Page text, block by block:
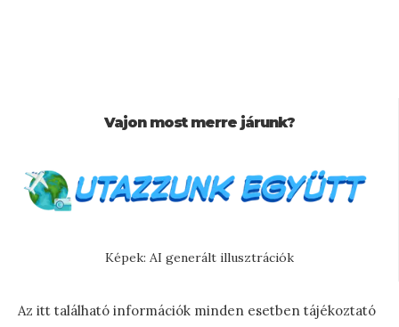
Vajon most merre járunk?
Képek: AI generált illusztrációk
Az itt található információk minden esetben tájékoztató